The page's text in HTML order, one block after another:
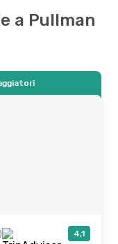
a Pullman
4,1